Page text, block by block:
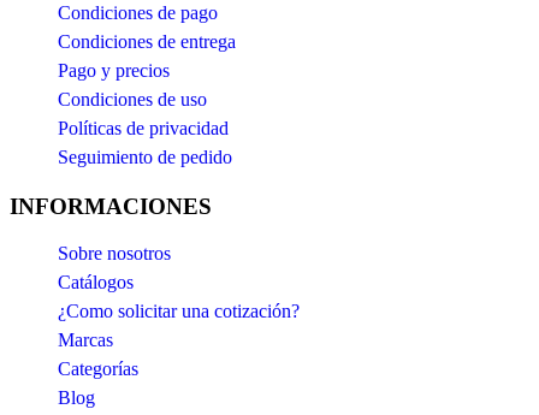
Condiciones de pago
Condiciones de entrega
Pago y precios
Condiciones de uso
Políticas de privacidad
Seguimiento de pedido
INFORMACIONES
Sobre nosotros
Catálogos
¿Como solicitar una cotización?
Marcas
Categorías
Blog